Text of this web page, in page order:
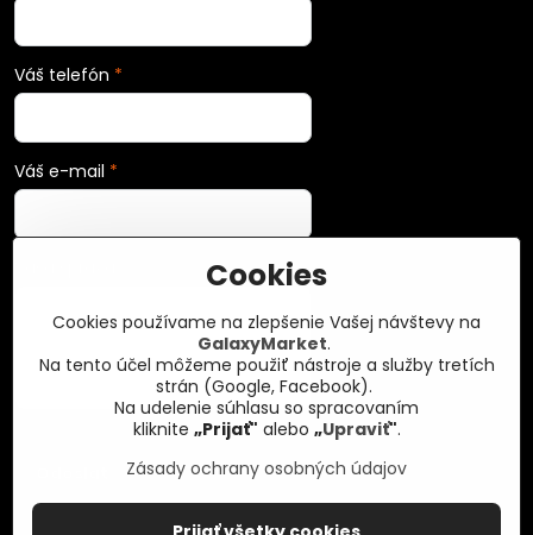
Váš telefón *
Váš e-mail *
Cookies
Cookies používame na zlepšenie Vašej návštevy na
GalaxyMarket.
Na tento účel môžeme použiť nástroje a služby tretích
strán (Google, Facebook).
Na udelenie súhlasu so spracovaním
kliknite „Prijať" alebo „Upraviť".
Zásady ochrany osobných údajov